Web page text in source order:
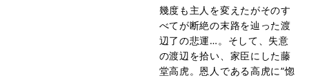
幾度も主人を変えたがそのす
べてが断絶の末路を辿った渡
辺了の悲運…。そして、失意
の渡辺を拾い、家臣にした藤
堂高虎。恩人である高虎に“惚